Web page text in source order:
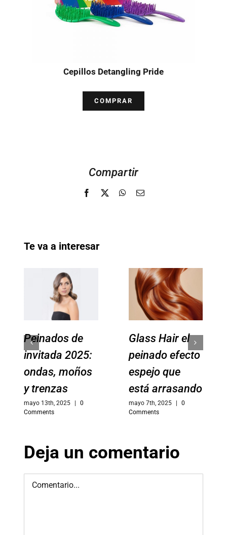
Cepillos Detangling Pride
COMPRAR
Compartir
Facebook
X WhatsApp
Email
Te va a interesar
Peinados de
invitada 2025:
ondas, moños
y trenzas
mayo 13th, 2025 |
0
Comments
Glass Hair el
peinado efecto
espejo que
está arrasando
mayo 7th, 2025 |
0
Comments
Deja un comentario
Comment